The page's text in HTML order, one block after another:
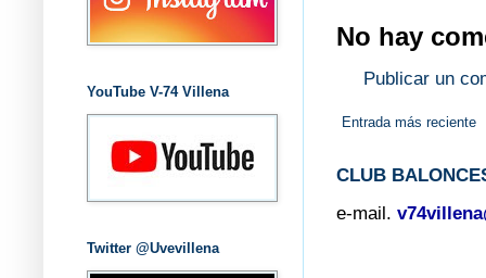
No hay
Publicar un
Entrada más reciente
CLUB
e-mail.
YouTube V-74 Villena
Twitter @Uvevillena